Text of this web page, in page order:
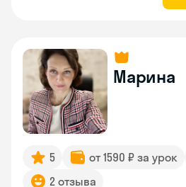
Марина
5 от 1590 ₽ за урок
2 отзыва